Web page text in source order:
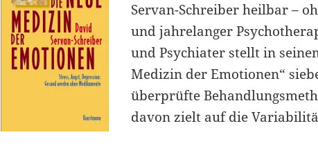
Servan-Schreiber heilbar –
und jahrelanger
und Psychiater stellt in
Medizin der Emotionen“
überprüfte
davon zielt auf die